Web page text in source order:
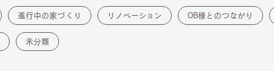
進行中の家づくり リノベーション OB様とのつながり
未分類